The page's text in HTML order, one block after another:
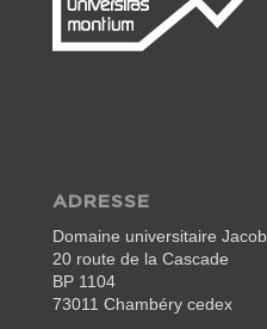
ADRESSE
Domaine universitaire
20 route de la Cascade
BP 1104
73011 Chambéry cedex